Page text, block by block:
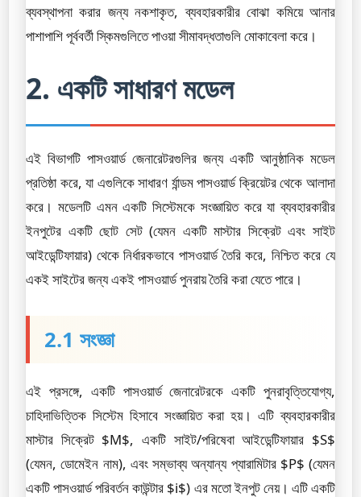
ব্যবস্থাপনা করার জন্য নকশাকৃত, ব্যবহারকারীর বোঝা কমিয়ে আনার
পাশাপাশি পূর্ববর্তী স্কিমগুলিতে পাওয়া সীমাবদ্ধতাগুলি মোকাবেলা করে।
2. একটি সাধারণ মডেল
এই বিভাগটি পাসওয়ার্ড জেনারেটরগুলির জন্য একটি আনুষ্ঠানিক মডেল
প্রতিষ্ঠা করে, যা এগুলিকে সাধারণ র্যান্ডম পাসওয়ার্ড ক্রিয়েটর থেকে আলাদা
করে। মডেলটি এমন একটি সিস্টেমকে সংজ্ঞায়িত করে যা ব্যবহারকারীর
ইনপুটের একটি ছোট সেট (যেমন একটি মাস্টার সিক্রেট এবং সাইট
আইডেন্টিফায়ার) থেকে নির্ধারকভাবে পাসওয়ার্ড তৈরি করে, নিশ্চিত করে যে
একই সাইটের জন্য একই পাসওয়ার্ড পুনরায় তৈরি করা যেতে পারে।
2.1 সংজ্ঞা
এই প্রসঙ্গে, একটি পাসওয়ার্ড জেনারেটরকে একটি পুনরাবৃত্তিযোগ্য,
চাহিদাভিত্তিক সিস্টেম হিসাবে সংজ্ঞায়িত করা হয়। এটি ব্যবহারকারীর
মাস্টার সিক্রেট $M$, একটি সাইট/পরিষেবা আইডেন্টিফায়ার $S$
(যেমন, ডোমেইন নাম), এবং সম্ভাব্য অন্যান্য প্যারামিটার $P$ (যেমন
একটি পাসওয়ার্ড পরিবর্তন কাউন্টার $i$) এর মতো ইনপুট নেয়। এটি একটি